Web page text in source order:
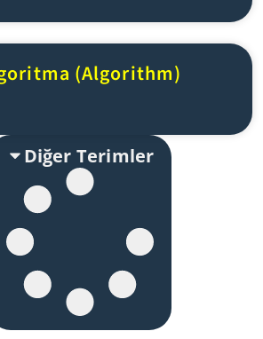
(Algorithm)
Diğer Terimler